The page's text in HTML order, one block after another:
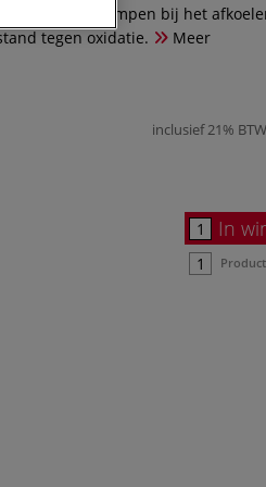
of te krimpen bij het
tegen oxidatie.
Meer
inclusief 21%
In